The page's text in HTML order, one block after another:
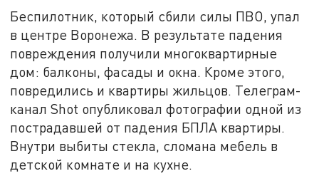
Беспилотник, который сбили силы ПВО, упал
в центре Воронежа. В результате падения
повреждения получили многоквартирные
дом: балконы, фасады и окна. Кроме этого,
повредились и квартиры жильцов. Телеграм-
канал Shot опубликовал фотографии одной из
пострадавшей от падения БПЛА квартиры.
Внутри выбиты стекла, сломана мебель в
детской комнате и на кухне.